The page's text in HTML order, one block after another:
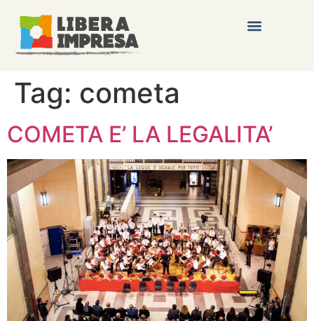
Tag: cometa
COMETA E’ LA LEGALITA’